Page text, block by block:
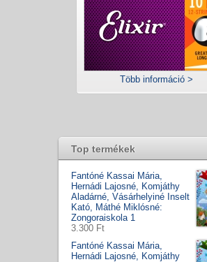
Több információ >
Top termékek
Fantóné Kassai Mária,
Hernádi Lajosné, Komjáthy
Aladárné, Vásárhelyiné Inselt
Kató, Máthé Miklósné:
Zongoraiskola 1
3.300 Ft
Fantóné Kassai Mária,
Hernádi Lajosné, Komjáthy